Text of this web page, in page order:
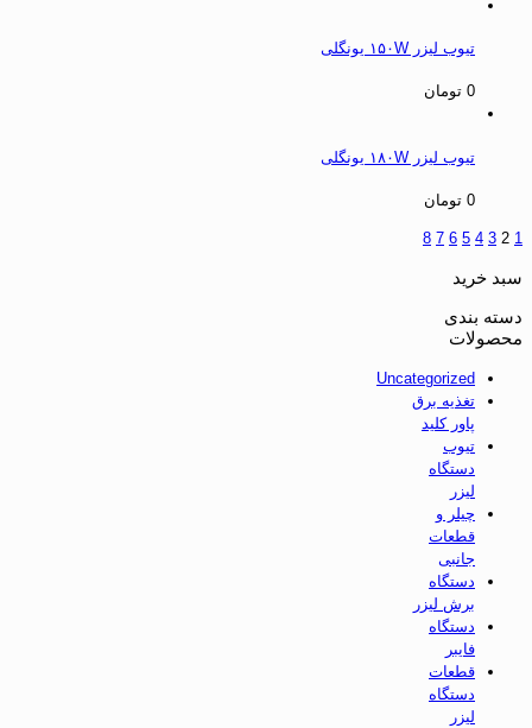
تیوب لیزر ۱۵۰W یونگلی
0 تومان
تیوب لیزر ۱۸۰W یونگلی
0 تومان
1
2
3
4
5
6
7
8
سبد خرید
دسته بندی
محصولات
Uncategorized
تغذیه برق
پاور کلید
تیوب
دستگاه
لیزر
چیلر و
قطعات
جانبی
دستگاه
برش لیزر
دستگاه
فایبر
قطعات
دستگاه
لیزر